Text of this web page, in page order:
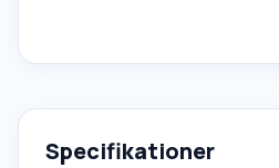
Specifikationer